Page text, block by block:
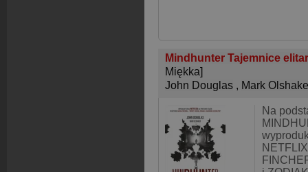
Mindhunter Tajemnice
Miękka]
John Douglas , Mark
Na